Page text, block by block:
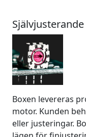
Självjusterande
Boxen levereras
motor. Kunden
eller justeringar.